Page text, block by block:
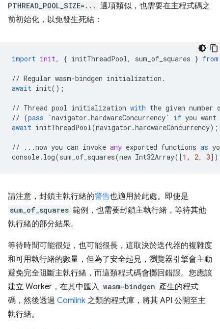
PTHREAD_POOL_SIZE=... 選項類似，也需要在主程式碼之
前初始化，以免發生死結：
import init, { initThreadPool, sum_of_squares } from
// Regular wasm-bindgen initialization .
await init();
// Thread pool initialization with the given number
// (pass `navigator .hardwareConcurrency` if you want
await initThreadPool(navigator .hardwareConcurrency);
// ...now you can invoke any exported functions as
console. log(sum_of_squares(new Int32Array([1 , 2, 3
請注意，封鎖主執行緒的警告也適用於此處。即使是
sum_of_squares 範例，也需要封鎖主執行緒，等待其他
執行緒的部分結果。
等待時間可能很短，也可能很長，這取決於迭代器的複雜度
和可用執行緒的數量，但為了安全起見，瀏覽器引擎會主動
避免完全阻斷主執行緒，而這類程式碼會擲回錯誤。您應該
建立 Worker，在其中匯入 wasm-bindgen 產生的程式
碼，然後透過 Comlink 之類的程式庫，將其 API 公開至主
執行緒。